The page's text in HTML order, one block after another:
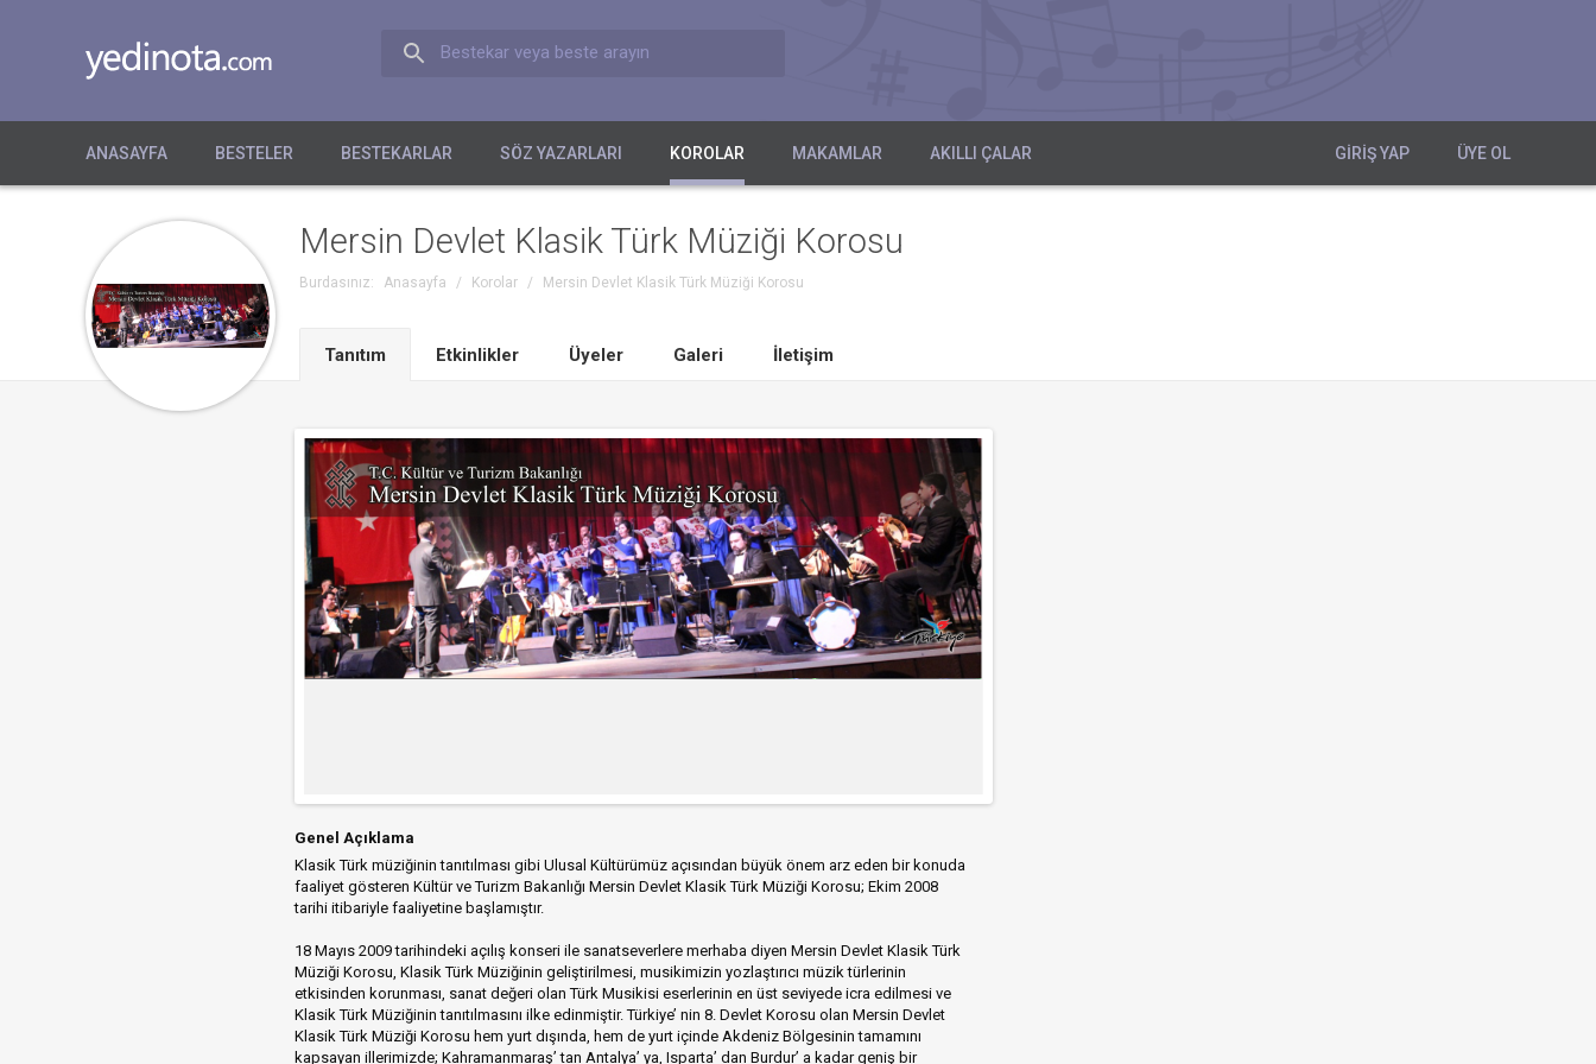
Bestekar veya beste arayın
ANASAYFA BESTELER BESTEKARLAR SÖZ YAZARLARI KOROLAR MAKAMLAR AKILLI ÇALAR GIRIŞ YAP ÜYE OL
Mersin Devlet Klasik Türk Müziği Korosu
Burdasınız: Anasayfa / Korolar / Mersin Devlet Klasik Türk Müziği Korosu
Tanıtım Etkinlikler Üyeler Galeri İletişim
Genel Açıklama
Klasik Türk müziğinin tanıtılması gibi Ulusal Kültürümüz açısından büyük önem arz eden bir konuda
faaliyet gösteren Kültür ve Turizm Bakanlığı Mersin Devlet Klasik Türk Müziği Korosu; Ekim 2008
tarihi itibariyle faaliyetine başlamıştır.
18 Mayıs 2009 tarihindeki açılış konseri ile sanatseverlere merhaba diyen Mersin Devlet Klasik Türk
Müziği Korosu, Klasik Türk Müziğinin geliştirilmesi, musikimizin yozlaştırıcı müzik türlerinin
etkisinden korunması, sanat değeri olan Türk Musikisi eserlerinin en üst seviyede icra edilmesi ve
Klasik Türk Müziğinin tanıtılmasını ilke edinmiştir. Türkiye’ nin 8. Devlet Korosu olan Mersin Devlet
Klasik Türk Müziği Korosu hem yurt dışında, hem de yurt içinde Akdeniz Bölgesinin tamamını
kapsayan illerimizde; Kahramanmaraş’ tan Antalya’ ya, Isparta’ dan Burdur’ a kadar geniş bir